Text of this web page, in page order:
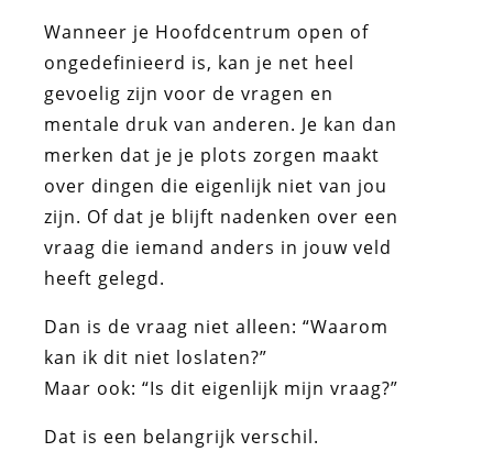
Wanneer je Hoofdcentrum open of
ongedefinieerd is, kan je net heel
gevoelig zijn voor de vragen en
mentale druk van anderen. Je kan dan
merken dat je je plots zorgen maakt
over dingen die eigenlijk niet van jou
zijn. Of dat je blijft nadenken over een
vraag die iemand anders in jouw veld
heeft gelegd.
Dan is de vraag niet alleen: “Waarom
kan ik dit niet loslaten?”
Maar ook: “Is dit eigenlijk mijn vraag?”
Dat is een belangrijk verschil.